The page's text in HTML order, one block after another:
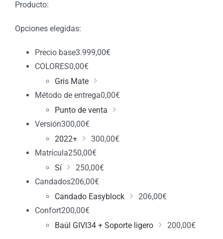
Producto:
Opciones elegidas:
Precio base3.999,00€
COLORES0,00€
Gris Mate
Método de entrega0,00€
Punto de venta
Versión300,00€
2022+
300,00€
Matrícula250,00€
Sí
250,00€
Candados206,00€
Candado Easyblock
206,00€
Confort200,00€
Baúl GIVI34 + Soporte ligero
200,00€